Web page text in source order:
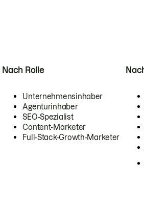
Nach Rolle
Unternehmensinhaber
Agenturinhaber
SEO-Spezialist
Content-Marketer
Full-Stack-Growth-Marketer